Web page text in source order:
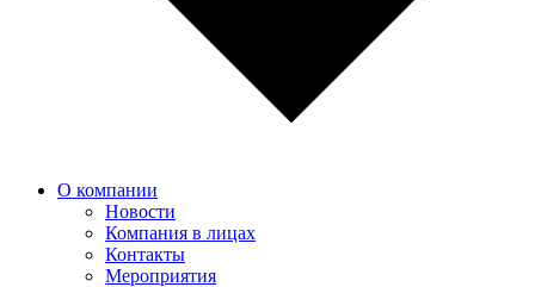
О компании
Новости
Компания в лицах
Контакты
Мероприятия